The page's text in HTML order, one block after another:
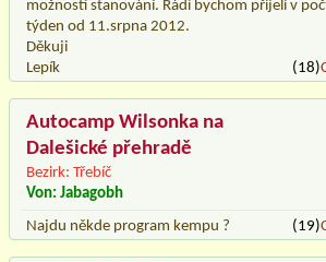
možnosti stanování. Rádi bychom přijeli v
týden od 11.srpna 2012.
Děkuji
Lepík
(18)
Autocamp Wilsonka na
Dalešické přehradě
Bezirk: Třebíč
Von: Jabagobh
Najdu někde program kempu ?
(19)